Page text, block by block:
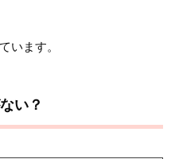
います。
い？